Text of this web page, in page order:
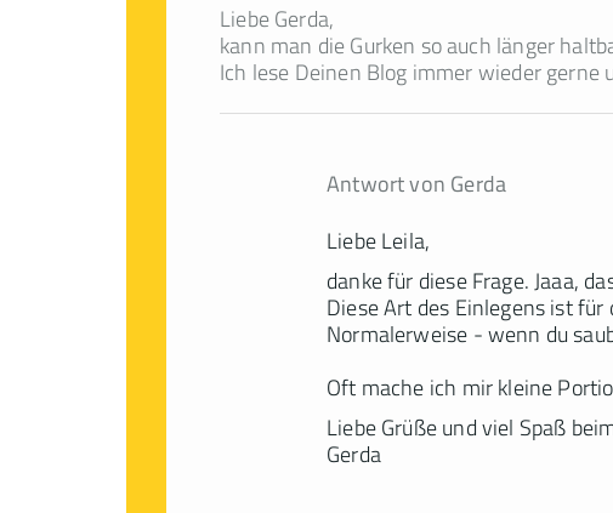
Liebe Gerda,
kann man die Gurken so auch länger
Ich lese Deinen Blog immer wieder gerne
Antwort von Gerda
Liebe Leila,
danke für diese Frage. Jaaa,
Diese Art des Einlegens ist
Normalerweise - wenn du
Oft mache ich mir kleine
Liebe Grüße und viel Spaß
Gerda